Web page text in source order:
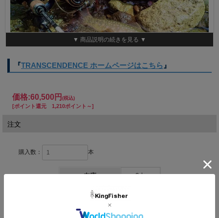
トランスセンデンス ドワーブ-XX (TRANSCENDENCE Dwarve-
遡行可変系源流マルチピースロッド!
Dwarve-XXは源流域を中心としたライトゲームにおけるマルチ
可能な新しいTransシステムを採用していきます。
ドワーブは3.2ftのベイトキャスティングモードから5.7ftのスピニ
ングモードまで可変でき、全14通りの長さとなります。
▼ 商品説明の続きを見る ▼
『TRANSCENDENCE ホームページはこちら』
価格:60,500円 (税込)
[ポイント還元 1,210ポイント～]
注文
購入数： 本
在庫 2本